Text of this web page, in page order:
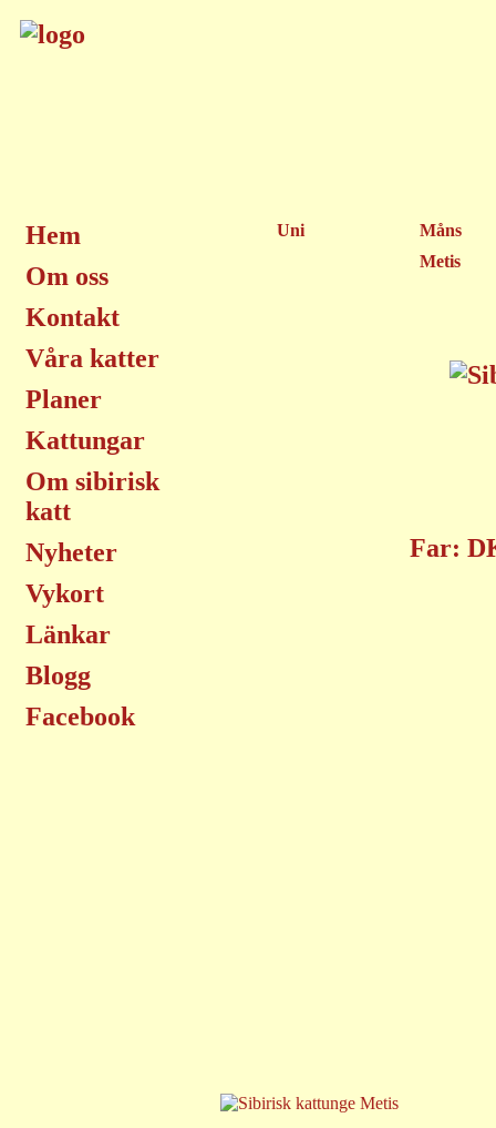
Hem
Om oss
Kontakt
Våra katter
Planer
Kattungar
Om sibirisk
katt
Nyheter
Vykort
Länkar
Blogg
Facebook
Uni
Måns
Metis
Far: